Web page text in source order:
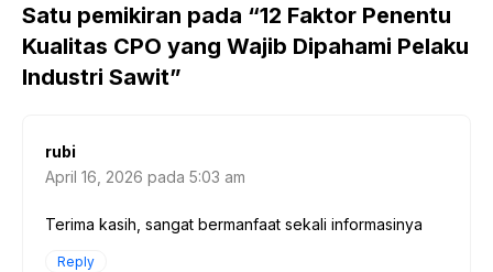
Satu pemikiran pada “12 Faktor Penentu
Kualitas CPO yang Wajib Dipahami Pelaku
Industri Sawit”
rubi
April 16, 2026 pada 5:03 am
Terima kasih, sangat bermanfaat sekali informasinya
Reply